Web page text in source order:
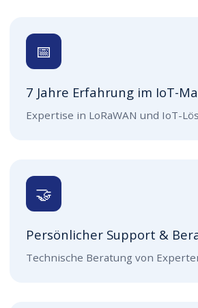
📅
7 Jahre Erfahrung im IoT-
Expertise in LoRaWAN und IoT-
🤝
Persönlicher Support &
Technische Beratung von